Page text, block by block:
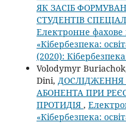
ЯК ЗАСІБ
СТУДЕНТІВ
Електронне
«Кібербезпека:
(2020):
Volodymyr
Dini, ДОСЛІДЖЕННЯ
АБОНЕНТА ПРИ
ПРОТИДІЯ ,
«Кібербезпека: